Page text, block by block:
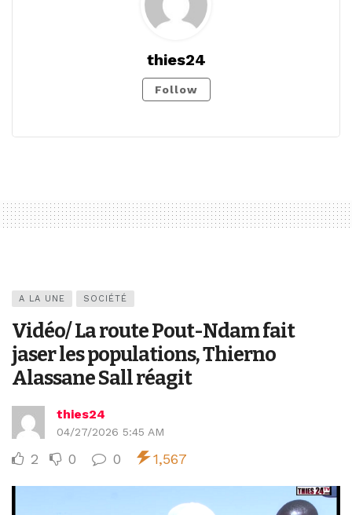
thies24
Follow
A LA UNE SOCIÉTÉ
Vidéo/ La route Pout-Ndam fait
jaser les populations, Thierno
Alassane Sall réagit
thies24
04/27/2026 5:45 AM
2 0 0 1,567